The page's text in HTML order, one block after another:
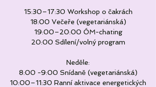
15:30–17:30 Workshop o čakrách
18:00 Večeře (vegetariánská)
19:00–20:00 ÓM-chating
20:00 Sdílení/volný program
Neděle:
8:00 -9:00 Snídaně (vegetariánská)
10:00–11:30 Ranní aktivace energetických